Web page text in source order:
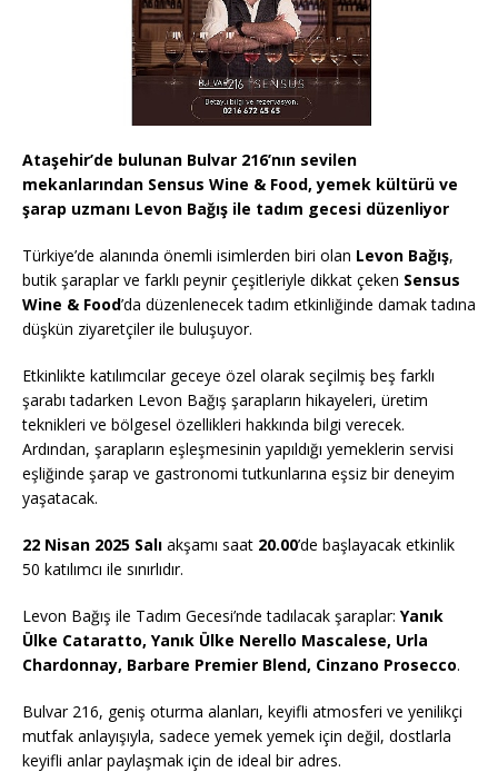
Ataşehir’de bulunan Bulvar 216’nın sevilen
mekanlarından Sensus Wine & Food, yemek kültürü ve
şarap uzmanı Levon Bağış ile tadım gecesi düzenliyor
Türkiye’de alanında önemli isimlerden biri olan Levon Bağış,
butik şaraplar ve farklı peynir çeşitleriyle dikkat çeken Sensus
Wine & Food’da düzenlenecek tadım etkinliğinde damak tadına
düşkün ziyaretçiler ile buluşuyor.
Etkinlikte katılımcılar geceye özel olarak seçilmiş beş farklı
şarabı tadarken Levon Bağış şarapların hikayeleri, üretim
teknikleri ve bölgesel özellikleri hakkında bilgi verecek.
Ardından, şarapların eşleşmesinin yapıldığı yemeklerin servisi
eşliğinde şarap ve gastronomi tutkunlarına eşsiz bir deneyim
yaşatacak.
22 Nisan 2025 Salı akşamı saat 20.00’de başlayacak etkinlik
50 katılımcı ile sınırlıdır.
Levon Bağış ile Tadım Gecesi’nde tadılacak şaraplar: Yanık
Ülke Cataratto, Yanık Ülke Nerello Mascalese, Urla
Chardonnay, Barbare Premier Blend, Cinzano Prosecco.
Bulvar 216, geniş oturma alanları, keyifli atmosferi ve yenilikçi
mutfak anlayışıyla, sadece yemek yemek için değil, dostlarla
keyifli anlar paylaşmak için de ideal bir adres.